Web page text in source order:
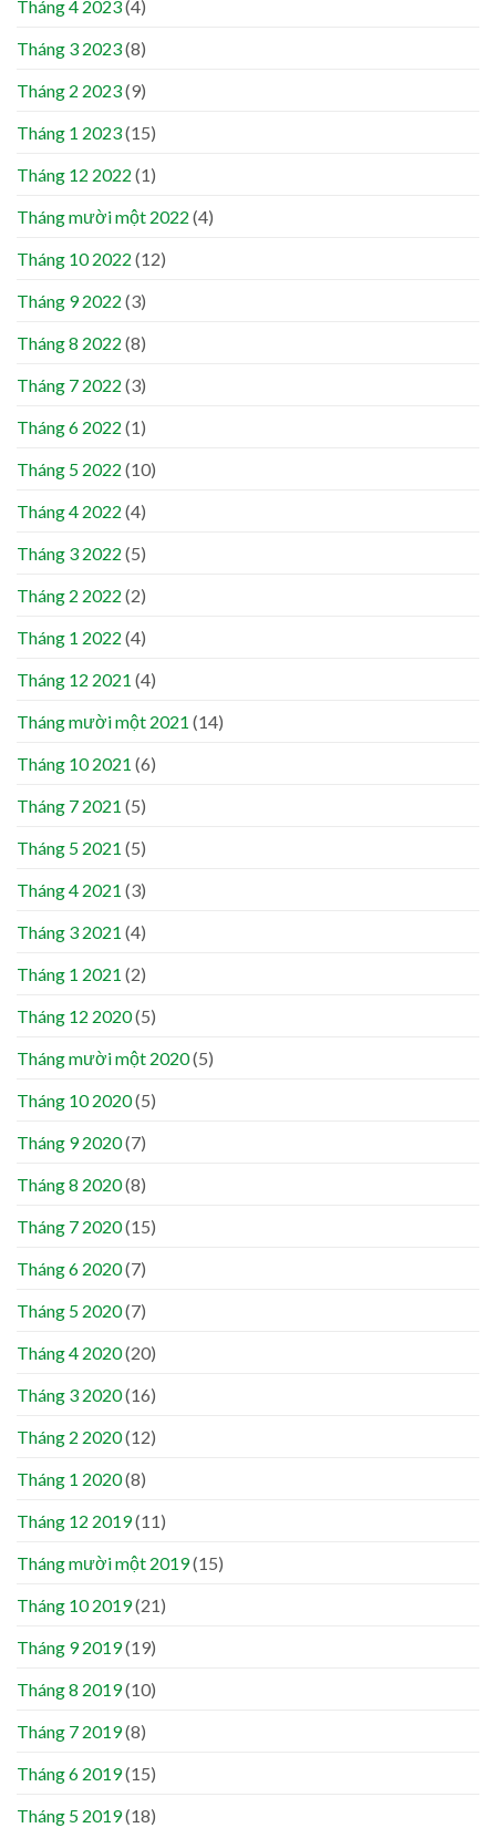
Tháng 4 2023(4)
Tháng 3 2023(8)
Tháng 2 2023(9)
Tháng 1 2023(15)
Tháng 12 2022 (1)
Tháng mười một 2022 (4)
Tháng 10 2022 (12)
Tháng 9 2022 (3)
Tháng 8 2022 (8)
Tháng 7 2022 (3)
Tháng 6 2022 (1)
Tháng 5 2022 (10)
Tháng 4 2022 (4)
Tháng 3 2022 (5)
Tháng 2 2022 (2)
Tháng 1 2022 (4)
Tháng 12 2021 (4)
Tháng mười một 2021 (14)
Tháng 10 2021 (6)
Tháng 7 2021 (5)
Tháng 5 2021 (5)
Tháng 4 2021 (3)
Tháng 3 2021 (4)
Tháng 1 2021 (2)
Tháng 12 2020(5)
Tháng mười một 2020(5)
Tháng 10 2020(5)
Tháng 9 2020(7)
Tháng 8 2020(8)
Tháng 7 2020(15)
Tháng 6 2020(7)
Tháng 5 2020(7)
Tháng 4 2020(20)
Tháng 3 2020(16)
Tháng 2 2020(12)
Tháng 1 2020(8)
Tháng 12 2019(11)
Tháng mười một 2019(15)
Tháng 10 2019(21)
Tháng 9 2019(19)
Tháng 8 2019(10)
Tháng 7 2019(8)
Tháng 6 2019(15)
Tháng 5 2019(18)